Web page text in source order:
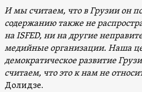
И мы считаем, что в Грузии он
содержанию также не
на ISFED, ни на другие
медийные организации. Наша
демократическое развитие
считаем, что это к нам не
Долидзе.